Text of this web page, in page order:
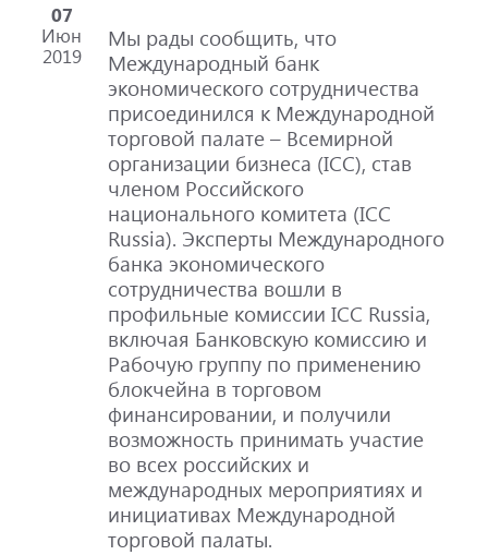
07
Июн
2019
Мы рады сообщить, что
Международный банк
экономического сотрудничества
присоединился к Международной
торговой палате – Всемирной
организации бизнеса (ICC), став
членом Российского
национального комитета (ICC
Russia). Эксперты Международного
банка экономического
сотрудничества вошли в
профильные комиссии ICC Russia,
включая Банковскую комиссию и
Рабочую группу по применению
блокчейна в торговом
финансировании, и получили
возможность принимать участие
во всех российских и
международных мероприятиях и
инициативах Международной
торговой палаты.